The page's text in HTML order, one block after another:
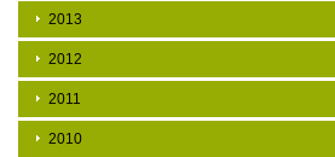
2013
2012
2011
2010